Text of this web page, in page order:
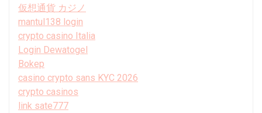
仮想通貨 カジノ
mantul138 login
crypto casino Italia
Login Dewatogel
Bokep
casino crypto sans KYC 2026
crypto casinos
link sate777